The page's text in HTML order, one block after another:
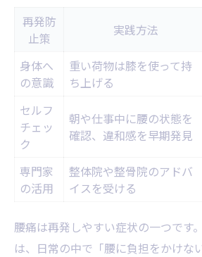
再発防
止策
実践方法
身体へ
の意識
重い荷物は膝を使って持
ち上げる
セルフ
チェッ
ク
朝や仕事中に腰の状態を
確認、違和感を早期発見
専門家
の活用
整体院や整骨院のアドバ
イスを受ける
腰痛は再発しやすい症状の一つです
は、日常の中で「腰に負担をかけな